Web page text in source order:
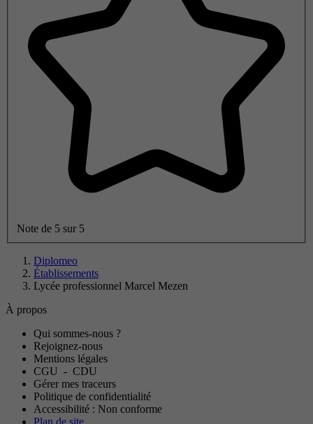
Note de 5 sur 5
Diplomeo
Établissements
Lycée professionnel Marcel Mezen
À propos
Qui sommes-nous ?
Rejoignez-nous
Mentions légales
CGU - CDU
Gérer mes traceurs
Politique de confidentialité
Accessibilité : Non conforme